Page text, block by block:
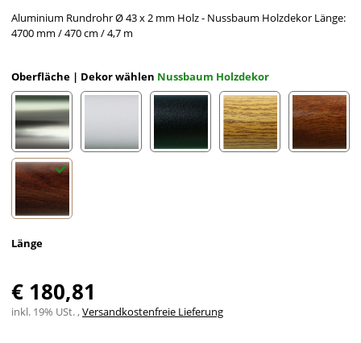
Aluminium Rundrohr Ø 43 x 2 mm Holz - Nussbaum Holzdekor Länge:
4700 mm / 470 cm / 4,7 m
Oberfläche | Dekor wählen Nussbaum Holzdekor
Edelstahloptik eloxiert
Länge
€ 180,81
inkl. 19% USt. ,Versandkostenfreie Lieferung